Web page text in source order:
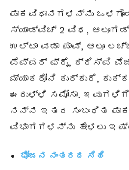
ಪಾಕವಿಧಾನಗಳನ್ನು
ಸ್ಯಾಂಡ್ವಿಚ್ 2 ವಿಧ,
ಉಲ್ಟಾ ವಡಾ ಪಾವ್, ಆಲೂ
ಪೆಪ್ಪರ್ ಫ್ರೈ, ಕ್ರಿಸ್ಪಿ ವೆಜ್,
ಮ್ಯಾಕರೋನಿ ಕುರ್ಕುರೆ,
ಈರುಳ್ಳಿ ಸಮೋಸಾ.
ನನ್ನ ಇತರ ಸಂಬಂಧಿತ
ವಿಭಾಗಗಳನ್ನು ಹೇಳಲು
ಭೋಜನ ನಂತರದ ಸಿಹಿ